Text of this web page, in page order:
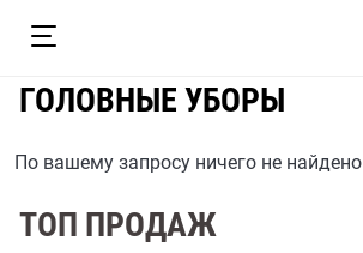
ГОЛОВНЫЕ УБОРЫ
По вашему запросу ничего не найдено
ТОП ПРОДАЖ